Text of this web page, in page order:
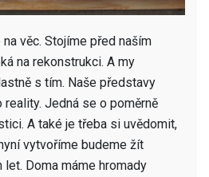
věc. Stojíme před naším
na rekonstrukci. A my
s tím. Naše představy
Jedná se o poměrně
A také je třeba si uvědomit,
vytvoříme budeme žít
Doma máme hromady